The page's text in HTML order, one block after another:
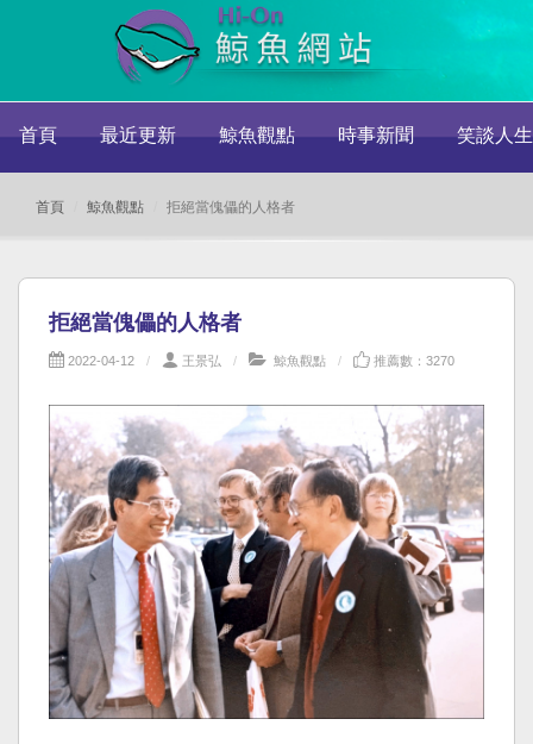
首頁 最近更新 鯨魚觀點 時事新聞 笑談人生
首頁 鯨魚觀點 拒絕當傀儡的人格者
拒絕當傀儡的人格者
2022-04-12 王景弘 鯨魚觀點 推薦數：3270